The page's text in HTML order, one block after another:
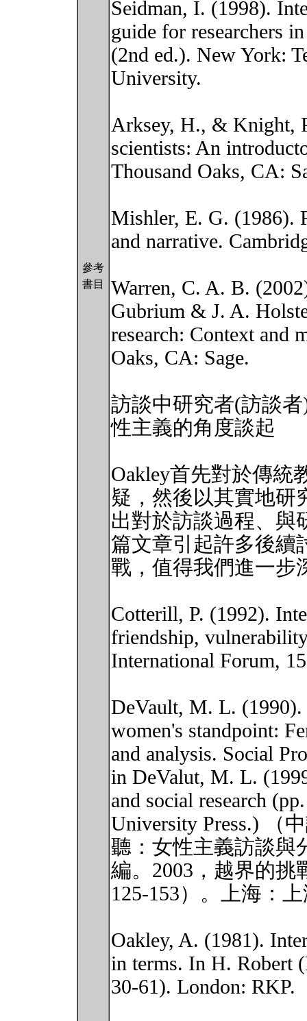
參考
書目
Seidman, I. (1998).
guide for researchers
(2nd ed.). New York:
University.
Arksey, H., & Knight,
scientists: An
Thousand Oaks, CA:
Mishler, E. G. (1986).
and narrative.
Warren, C. A. B.
Gubrium & J. A.
research: Context and
Oaks, CA: Sage.
訪談中研究者(訪談
性主義的角度談起
Oakley首先對於傳統
疑，然後以其實地研
出對於訪談過程、與
篇文章引起許多後續
戰，值得我們進一步
Cotterill, P. (1992).
friendship,
International Forum,
DeVault, M. L.
women's standpoint:
and analysis. Social
in DeValut, M. L.
and social research
University Press.) （
聽：女性主義訪談與
編。2003，越界的
125-153）。上海：
Oakley, A. (1981).
in terms. In H. Robert
30-61). London: RKP.